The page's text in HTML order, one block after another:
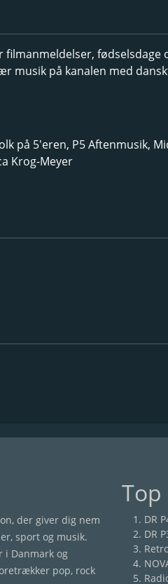
fødselsdage
musik på kanalen med
på 5'eren, P5 Aftenmusik,
Krog-Meyer
der giver dig nem
sport og musik.
i Danmark og
pop, rock
DR
DR